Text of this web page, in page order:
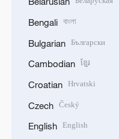
Bengali বাংলা
Bulgarian Български
Cambodian ខ្មែរ
Croatian Hrvatski
Czech Český
English English